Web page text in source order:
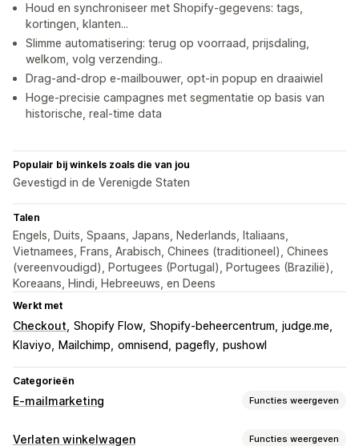
Houd en synchroniseer met Shopify-gegevens: tags,
kortingen, klanten...
Slimme automatisering: terug op voorraad, prijsdaling,
welkom, volg verzending..
Drag-and-drop e-mailbouwer, opt-in popup en draaiwiel
Hoge-precisie campagnes met segmentatie op basis van
historische, real-time data
Populair bij winkels zoals die van jou
Gevestigd in de Verenigde Staten
Talen
Engels, Duits, Spaans, Japans, Nederlands, Italiaans,
Vietnamees, Frans, Arabisch, Chinees (traditioneel), Chinees
(vereenvoudigd), Portugees (Portugal), Portugees (Brazilië),
Koreaans, Hindi, Hebreeuws, en Deens
Werkt met
Checkout Shopify Flow Shopify-beheercentrum judge.me
Klaviyo
Mailchimp omnisend pagefly pushowl
Categorieën
E-mailmarketing Functies weergeven
Soorten campagnes
Verlaten winkelwagen Functies weergeven